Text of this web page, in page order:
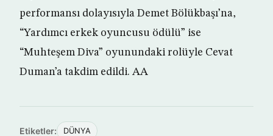
performansı dolayısıyla Demet Bölükbaşı’na,
“Yardımcı erkek oyuncusu ödülü” ise
“Muhteşem Diva” oyunundaki rolüyle Cevat
Duman’a takdim edildi. AA
Etiketler: DÜNYA